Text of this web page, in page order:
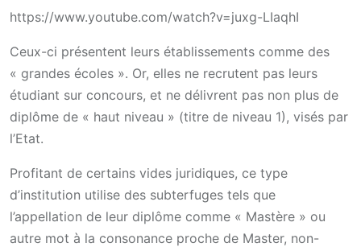
https://www.youtube.com/watch?v=juxg-LIaqhI
Ceux-ci présentent leurs établissements comme des
« grandes écoles ». Or, elles ne recrutent pas leurs
étudiant sur concours, et ne délivrent pas non plus de
diplôme de « haut niveau » (titre de niveau 1), visés par
l’Etat.
Profitant de certains vides juridiques, ce type
d’institution utilise des subterfuges tels que
l’appellation de leur diplôme comme « Mastère » ou
autre mot à la consonance proche de Master, non-